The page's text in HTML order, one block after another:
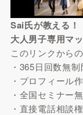
Sai氏が教える！
大人男子専用マ
このリンクから
・365日回数無
・プロフィール
・全国セミナー
・直接電話相談権